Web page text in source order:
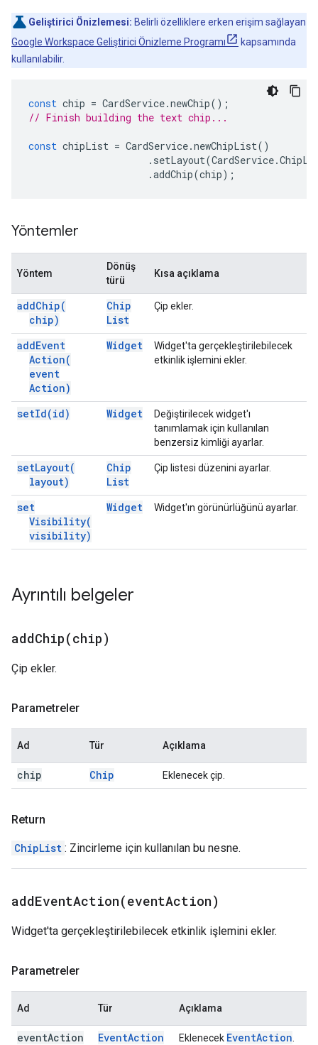
Geliştirici Önizlemesi: Belirli özelliklere erken erişim sağlayan
Google Workspace Geliştirici Önizleme Programı
kapsamında
kullanılabilir.
const chip = CardService.newChip();
// Finish building the text chip...
const chipList = CardService.newChipList()
. setLayout(CardService.
.addChip(chip);
Yöntemler
Yöntem
Dönüş
türü
Kısa açıklama
addChip(
chip)
Chip
List
Çip ekler.
addEvent
Action(
event
Action)
Widget
Widget'ta gerçekleştirilebilecek
etkinlik işlemini ekler.
setId(id) Widget
Değiştirilecek widget'ı
tanımlamak için kullanılan
benzersiz kimliği ayarlar.
setLayout(
layout)
Chip
List
Çip listesi düzenini ayarlar.
set
Visibility(
visibility)
Widget Widget'ın görünürlüğünü ayarlar.
Ayrıntılı belgeler
addChip(chip)
Çip ekler.
Parametreler
Ad Tür Açıklama
chip Chip Eklenecek çip.
Return
ChipList : Zincirleme için kullanılan bu nesne.
addEventAction(eventAction)
Widget'ta gerçekleştirilebilecek etkinlik işlemini ekler.
Parametreler
Ad Tür Açıklama
eventAction EventAction Eklenecek EventAction